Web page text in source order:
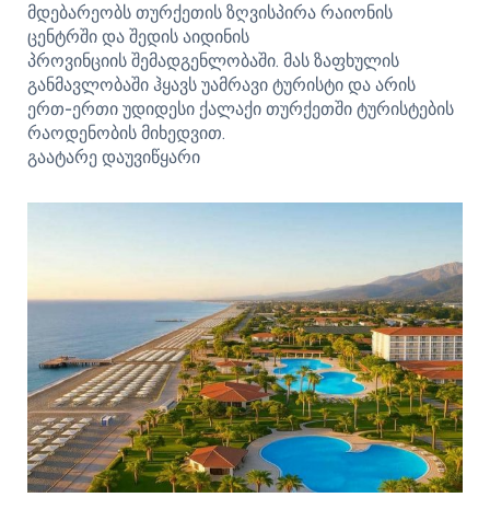
მდებარეობს თურქეთის ზღვისპირა რაიონის
ცენტრში და შედის აიდინის
პროვინციის შემადგენლობაში. მას ზაფხულის
განმავლობაში ჰყავს უამრავი ტურისტი და არის
ერთ-ერთი უდიდესი ქალაქი თურქეთში ტურისტების
რაოდენობის მიხედვით.
გაატარე დაუვიწყარი